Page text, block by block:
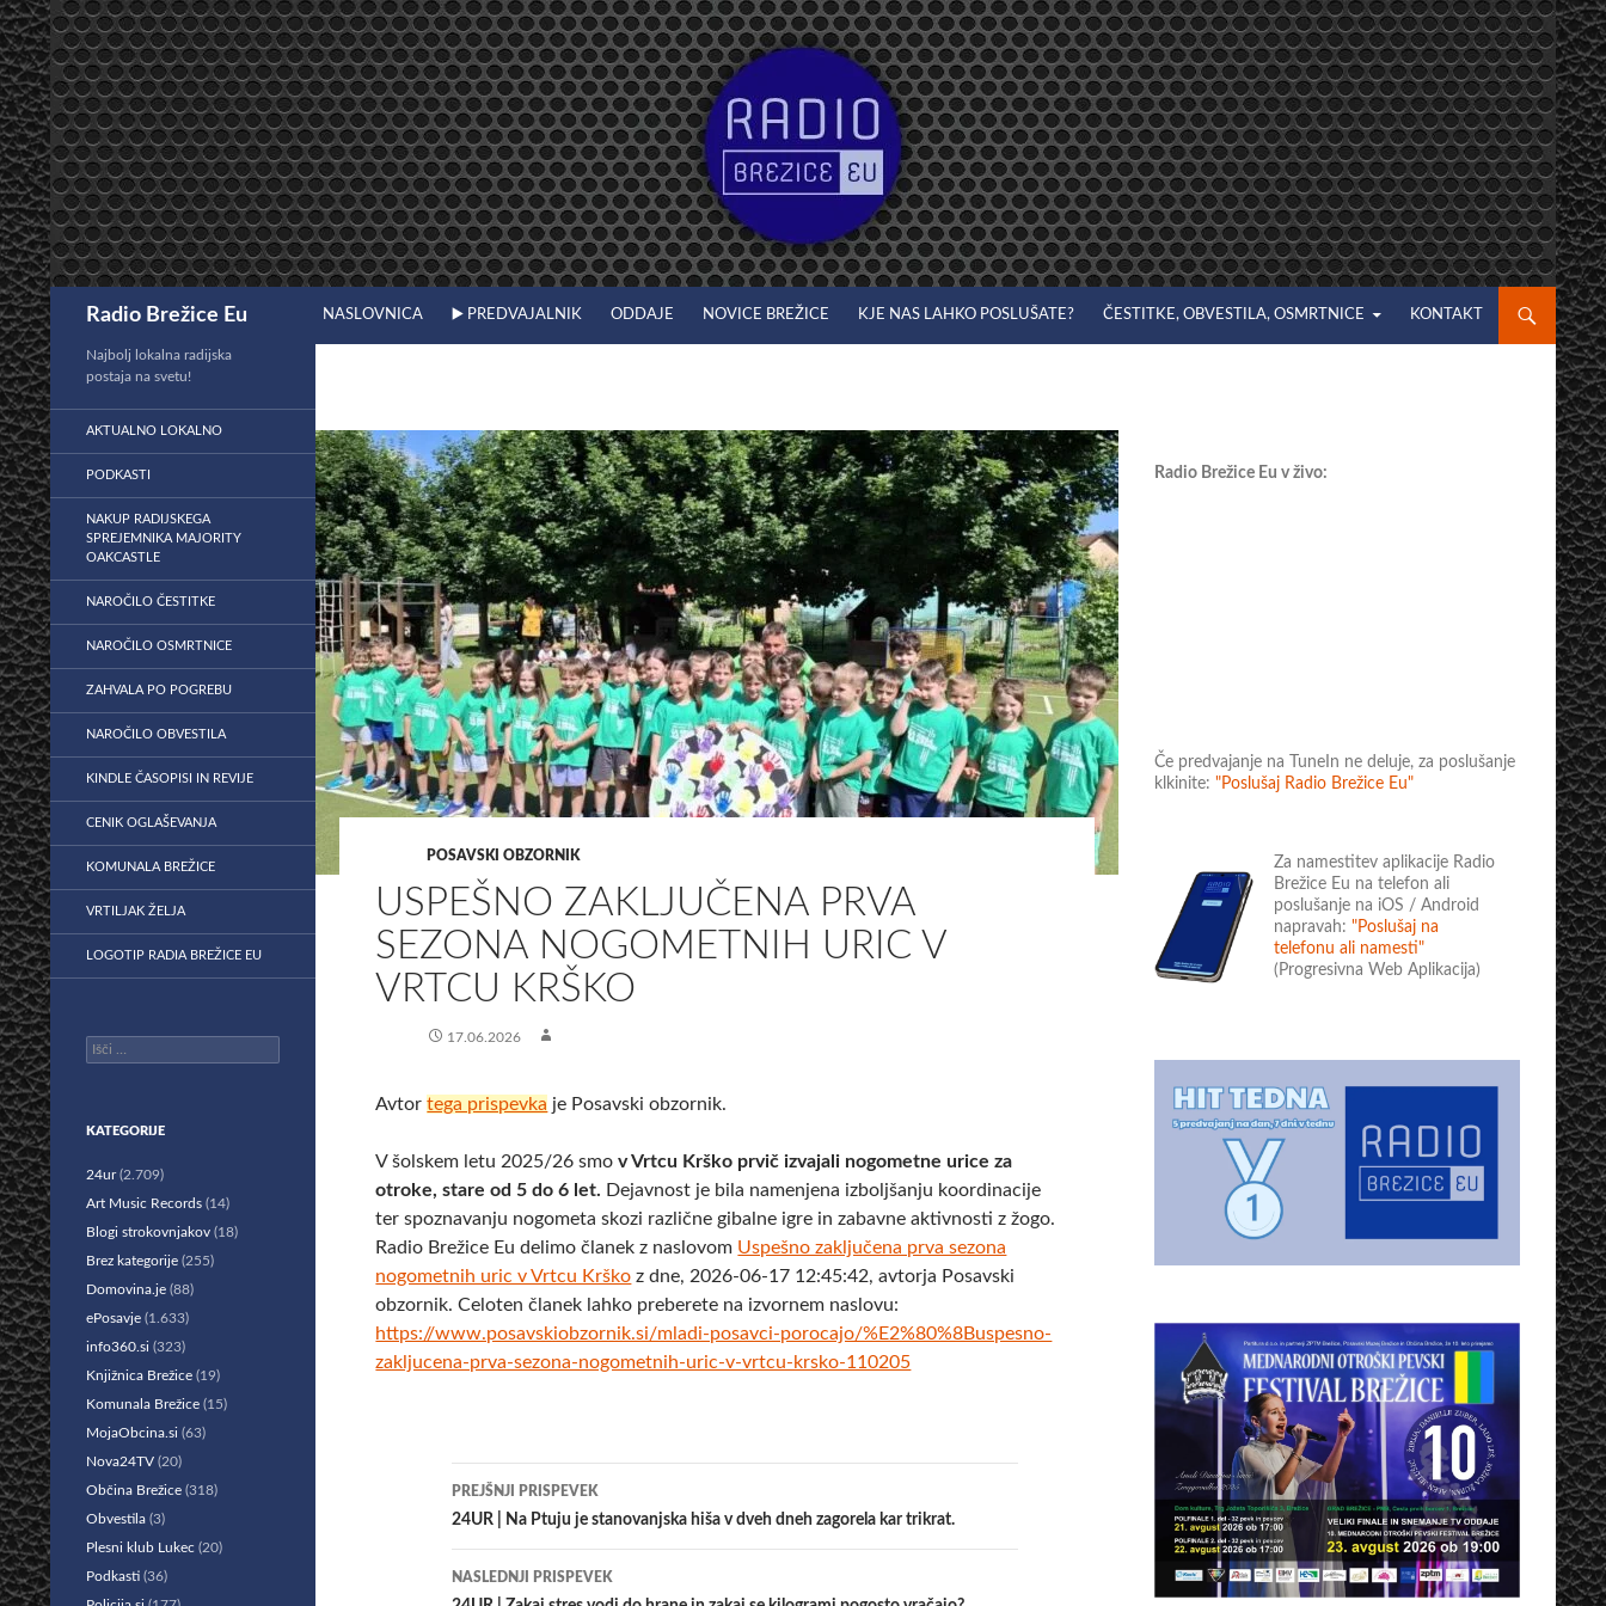
Preskoči
na
vsebino
Radio Brežice Eu NASLOVNICA ▶️ PREDVAJALNIK ODDAJE NOVICE BREŽICE KJE NAS LAHKO POSLUŠATE? ČESTITKE, OBVESTILA, OSMRTNICE KONTAKT
POSAVSKI OBZORNIK
​USPEŠNO ZAKLJUČENA PRVA
SEZONA NOGOMETNIH URIC V
VRTCU KRŠKO
17.06.2026
Avtortega prispevka je Posavski obzornik.
V šolskem letu 2025/26 smo v Vrtcu Krško prvič izvajali nogometne urice za
otroke, stare od 5 do 6 let. Dejavnost je bila namenjena izboljšanju koordinacije
ter spoznavanju nogometa skozi različne gibalne igre in zabavne aktivnosti z žogo.
Radio Brežice Eu delimo članek z naslovom ​Uspešno zaključena prva sezona
nogometnih uric v Vrtcu Krško z dne, 2026-06-17 12:45:42, avtorja Posavski
obzornik. Celoten članek lahko preberete na izvornem naslovu:
https://www.posavskiobzornik.si/mladi-posavci-porocajo/%E2%80%8Buspesno-
zakljucena-prva-sezona-nogometnih-uric-v-vrtcu-krsko-110205
Krmarjenje
po
prispevkih
PREJŠNJI PRISPEVEK
24UR | Na Ptuju je stanovanjska hiša v dveh dneh zagorela kar trikrat.
NASLEDNJI PRISPEVEK
Radio Brežice Eu v živo:
Če predvajanje na TuneIn ne deluje, za poslušanje
klkinite: "Poslušaj Radio Brežice Eu"
Za namestitev aplikacije Radio
Brežice Eu na telefon ali
poslušanje na iOS / Android
napravah: "Poslušaj na
telefonu ali namesti"
(Progresivna Web Aplikacija)
Najbolj lokalna radijska
postaja na svetu!
AKTUALNO LOKALNO
PODKASTI
NAKUP RADIJSKEGA
SPREJEMNIKA MAJORITY
OAKCASTLE
NAROČILO ČESTITKE
NAROČILO OSMRTNICE
ZAHVALA PO POGREBU
NAROČILO OBVESTILA
KINDLE ČASOPISI IN REVIJE
CENIK OGLAŠEVANJA
KOMUNALA BREŽICE
VRTILJAK ŽELJA
LOGOTIP RADIA BREŽICE EU
Išči:
KATEGORIJE
24ur(2.709)
Art Music Records (14)
Blogi strokovnjakov (18)
Brez kategorije (255)
Domovina.je (88)
ePosavje (1.633)
info360.si (323)
Knjižnica Brežice (19)
Komunala Brežice (15)
MojaObcina.si (63)
Nova24TV (20)
Občina Brežice (318)
Obvestila (3)
Plesni klub Lukec (20)
Podkasti (36)